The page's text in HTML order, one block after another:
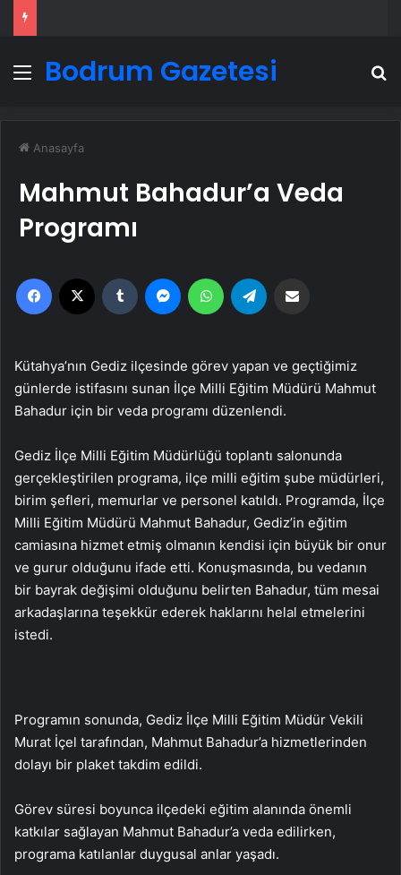
Menü
Bodrum Gazetesi
Anasayfa
Mahmut Bahadur’a Veda
Programı
Facebook Tumblr MessengerWhatsApp
Kütahya’nın Gediz ilçesinde görev yapan ve geçtiğimiz
günlerde istifasını sunan İlçe Milli Eğitim Müdürü Mahmut
Bahadur için bir veda programı düzenlendi.
Gediz İlçe Milli Eğitim Müdürlüğü toplantı salonunda
gerçekleştirilen programa, ilçe milli eğitim şube müdürleri,
birim şefleri, memurlar ve personel katıldı. Programda, İlçe
Milli Eğitim Müdürü Mahmut Bahadur, Gediz’in eğitim
camiasına hizmet etmiş olmanın kendisi için büyük bir onur
ve gurur olduğunu ifade etti. Konuşmasında, bu vedanın
bir bayrak değişimi olduğunu belirten Bahadur, tüm mesai
arkadaşlarına teşekkür ederek haklarını helal etmelerini
istedi.
Programın sonunda, Gediz İlçe Milli Eğitim Müdür Vekili
Murat İçel tarafından, Mahmut Bahadur’a hizmetlerinden
dolayı bir plaket takdim edildi.
Görev süresi boyunca ilçedeki eğitim alanında önemli
katkılar sağlayan Mahmut Bahadur’a veda edilirken,
programa katılanlar duygusal anlar yaşadı.